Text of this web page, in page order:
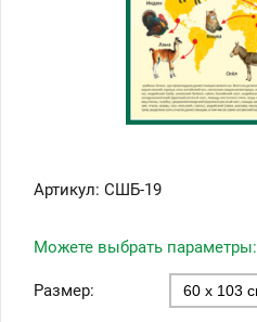
Артикул: СШБ-19
Можете выбрать параметры:
Размер: